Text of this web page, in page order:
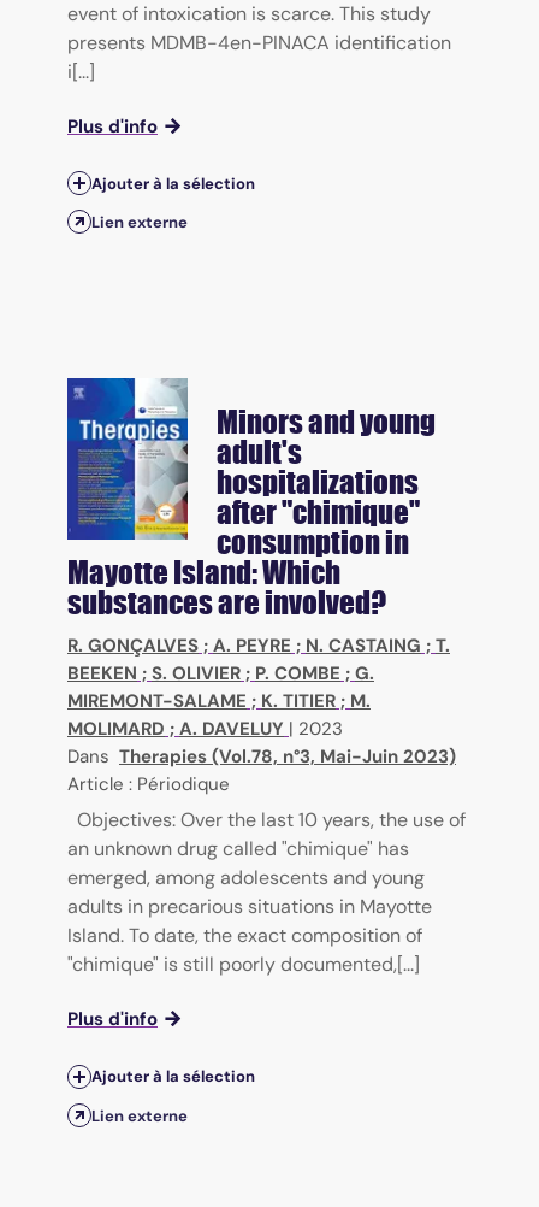
event of intoxication is scarce. This study
presents MDMB-4en-PINACA identification
i[...]
Plus d'info
Ajouter à la sélection
Lien externe
Minors and young
adult's
hospitalizations
after "chimique"
consumption in
Mayotte Island: Which
substances are involved?
R. GONÇALVES ; A. PEYRE ; N. CASTAING ; T.
BEEKEN ; S. OLIVIER ; P. COMBE ; G.
MIREMONT-SALAME ; K. TITIER ; M.
MOLIMARD ; A. DAVELUY | 2023
Dans Therapies (Vol.78, n°3, Mai-Juin 2023)
Article : Périodique
Objectives: Over the last 10 years, the use of
an unknown drug called "chimique" has
emerged, among adolescents and young
adults in precarious situations in Mayotte
Island. To date, the exact composition of
"chimique" is still poorly documented,[...]
Plus d'info
Ajouter à la sélection
Lien externe